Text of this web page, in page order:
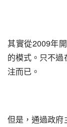
其實從2009年
的模式。只不
注而已。
但是，通過政府